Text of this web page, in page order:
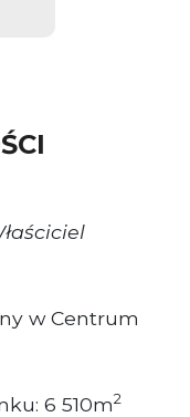
w Centrum
6 510m2